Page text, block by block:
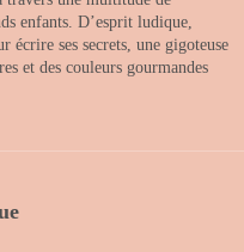
enfants. D’esprit ludique,
ses secrets, une gigoteuse
et des couleurs gourmandes